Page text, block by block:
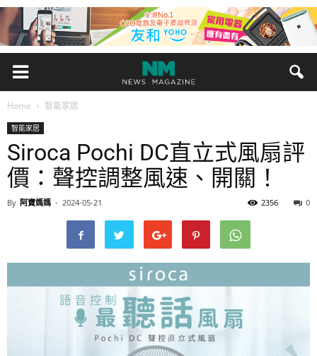
Home 智能家居
智能家居
Siroca Pochi DC直立式風扇評
價：聲控調整風速、開關！
By 阿寶媽媽 - 2024-05-21 0
2356